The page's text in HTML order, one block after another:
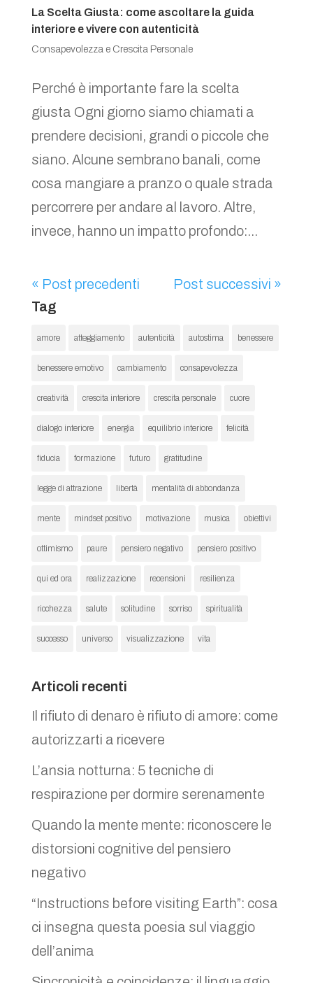
La Scelta Giusta: come ascoltare la guida
interiore e vivere con autenticità
Consapevolezza e Crescita Personale
Perché è importante fare la scelta
giusta Ogni giorno siamo chiamati a
prendere decisioni, grandi o piccole che
siano. Alcune sembrano banali, come
cosa mangiare a pranzo o quale strada
percorrere per andare al lavoro. Altre,
invece, hanno un impatto profondo:...
« Post precedenti
Post successivi »
Tag
amore atteggiamento autenticità autostima benessere
benessere emotivo cambiamento consapevolezza
creatività crescita interiore crescita personale cuore
dialogo interiore energia equilibrio interiore felicità
fiducia formazione futuro gratitudine
legge di attrazione libertà mentalità di abbondanza
mente mindset positivo motivazione musica obiettivi
ottimismo paure pensiero negativo pensiero positivo
qui ed ora realizzazione recensioni resilienza
ricchezza salute solitudine sorriso spiritualità
successo universo visualizzazione vita
Articoli recenti
Il rifiuto di denaro è rifiuto di amore: come
autorizzarti a ricevere
L’ansia notturna: 5 tecniche di
respirazione per dormire serenamente
Quando la mente mente: riconoscere le
distorsioni cognitive del pensiero
negativo
“Instructions before visiting Earth”: cosa
ci insegna questa poesia sul viaggio
dell’anima